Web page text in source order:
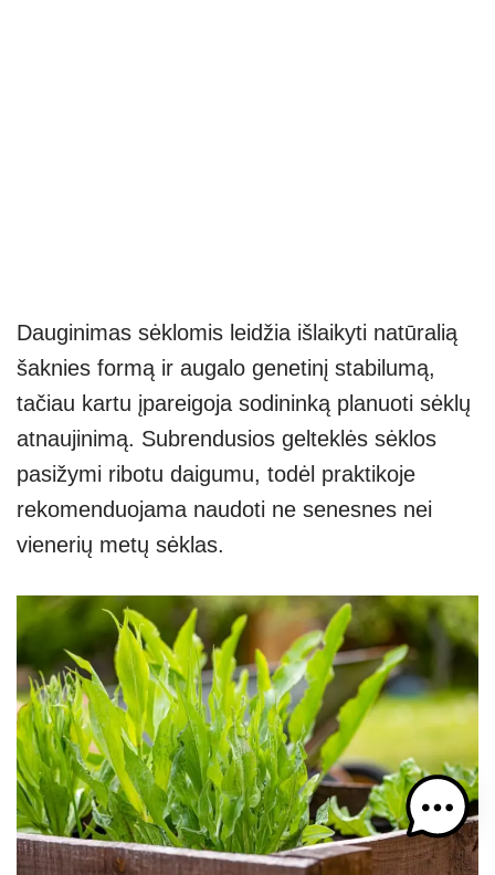
Dauginimas sėklomis leidžia išlaikyti natūralią
šaknies formą ir augalo genetinį stabilumą,
tačiau kartu įpareigoja sodininką planuoti sėklų
atnaujinimą. Subrendusios gelteklės sėklos
pasižymi ribotu daigumu, todėl praktikoje
rekomenduojama naudoti ne senesnes nei
vienerių metų sėklas.